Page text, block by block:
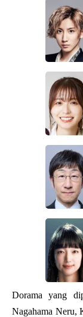
Dorama yang
Nagahama Neru,